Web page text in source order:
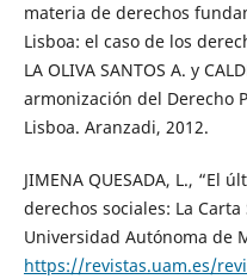
materia de derechos
Lisboa: el caso de los
LA OLIVA SANTOS A. y
armonización del Derecho
Lisboa. Aranzadi, 2012.
JIMENA QUESADA, L., “El
derechos sociales: La
Universidad Autónoma de
https://revistas.uam.es/